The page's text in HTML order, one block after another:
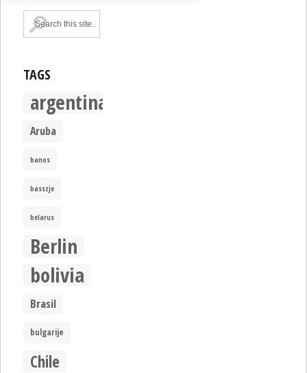
TAGS
argentina
Aruba
banos
basszje
belarus
Berlin
bolivia
Brasil
bulgarije
Chile